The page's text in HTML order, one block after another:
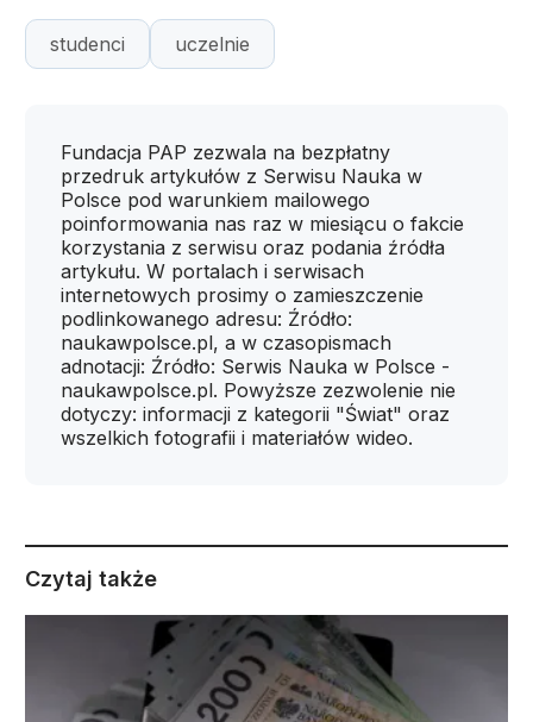
studenci uczelnie
Fundacja PAP zezwala na bezpłatny
przedruk artykułów z Serwisu Nauka w
Polsce pod warunkiem mailowego
poinformowania nas raz w miesiącu o fakcie
korzystania z serwisu oraz podania źródła
artykułu. W portalach i serwisach
internetowych prosimy o zamieszczenie
podlinkowanego adresu: Źródło:
naukawpolsce.pl, a w czasopismach
adnotacji: Źródło: Serwis Nauka w Polsce -
naukawpolsce.pl. Powyższe zezwolenie nie
dotyczy: informacji z kategorii "Świat" oraz
wszelkich fotografii i materiałów wideo.
Czytaj także